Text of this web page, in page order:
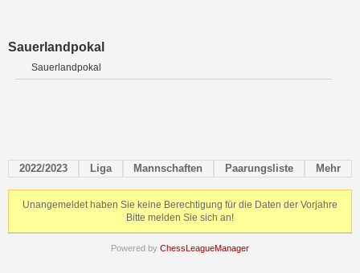
Sauerlandpokal
Sauerlandpokal
2022/2023 Liga Mannschaften Paarungsliste Mehr
Unangemeldet haben Sie keine Berechtigung für die Daten der Vorjahre
Bitte melden Sie sich an!
Powered by ChessLeagueManager